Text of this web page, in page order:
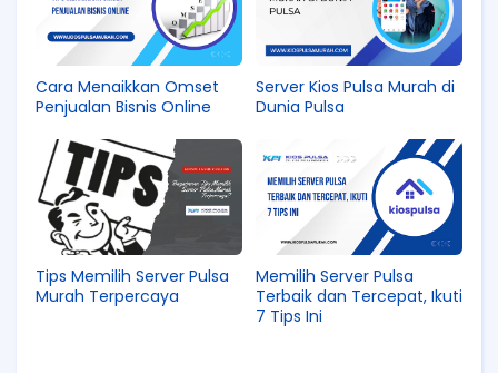
Cara Menaikkan Omset
Penjualan Bisnis Online
Server Kios Pulsa Murah di
Dunia Pulsa
Tips Memilih Server Pulsa
Murah Terpercaya
Memilih Server Pulsa
Terbaik dan Tercepat, Ikuti
7 Tips Ini